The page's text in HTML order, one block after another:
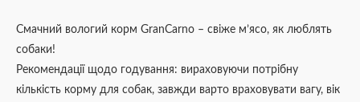
Смачний вологий корм GranCarno – свіже м’ясо, як люблять
собаки!
Рекомендації щодо годування: вираховуючи потрібну
кількість корму для собак, завжди варто враховувати вагу, вік